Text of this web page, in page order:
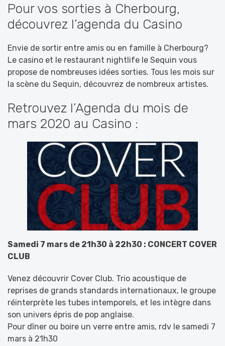
Pour vos sorties à Cherbourg,
découvrez l’agenda du Casino
Envie de sortir entre amis ou en famille à Cherbourg?
Le casino et le restaurant nightlife le Sequin vous
propose de nombreuses idées sorties. Tous les mois sur
la scène du Sequin, découvrez de nombreux artistes.
Retrouvez l’Agenda du mois de
mars 2020 au Casino :
Samedi 7 mars de 21h30 à 22h30 : CONCERT COVER
CLUB
Venez découvrir Cover Club. Trio acoustique de
reprises de grands standards internationaux, le groupe
réinterprète les tubes intemporels, et les intègre dans
son univers épris de pop anglaise.
Pour dîner ou boire un verre entre amis, rdv le samedi 7
mars à 21h30